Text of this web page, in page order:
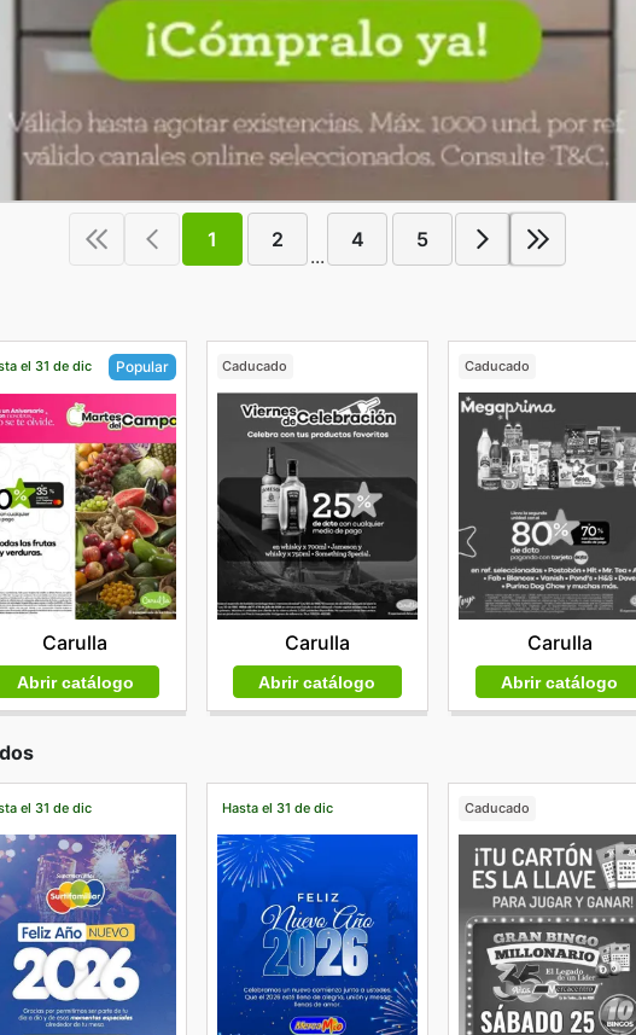
1 2
...
4 5
el 31 de dic Popular
Carulla
Abrir catálogo
Caducado
Carulla
Abrir catálogo
Caducado
Carulla
Abrir catálogo
el 31 de dic Hasta el 31 de dic Caducado